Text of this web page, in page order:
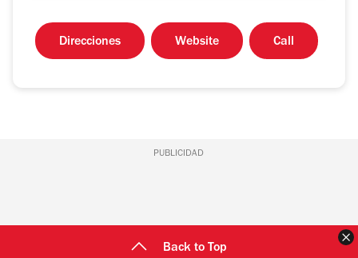
Direcciones Website Call
PUBLICIDAD
Back to Top